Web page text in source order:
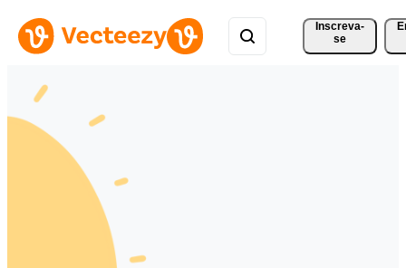
Inscreva-
se